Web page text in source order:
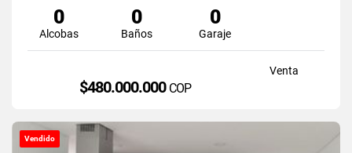
0
Alcobas
0
Baños
0
Garaje
Venta
$480.000.000 COP
Vendido